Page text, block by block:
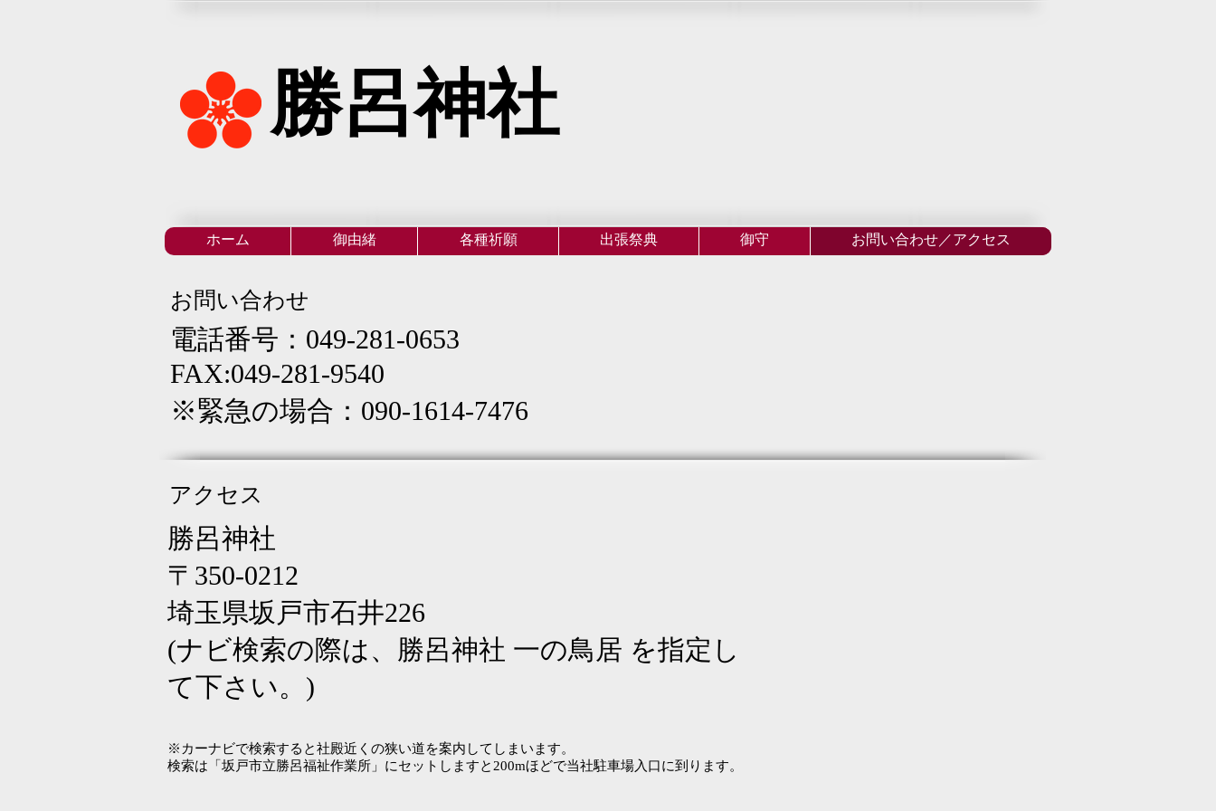
勝呂神社
ホーム 御由緒 各種祈願 出張祭典 御守 お問い合わせ／アクセス
お問い合わせ
電話番号：049-281-0653
FAX:049-281-9540
​※緊急の場合：090-1614-7476
アクセス
勝呂神社
〒350-0212
​埼玉県坂戸市石井226
(ナビ検索の際は、勝呂神社 一の鳥居 を指定し
て下さい。)
※カーナビで検索すると社殿近くの狭い道を案内してしまいます。
検索は「坂戸市立勝呂福祉作業所」にセットしますと200mほどで当社駐車場入口に到ります。